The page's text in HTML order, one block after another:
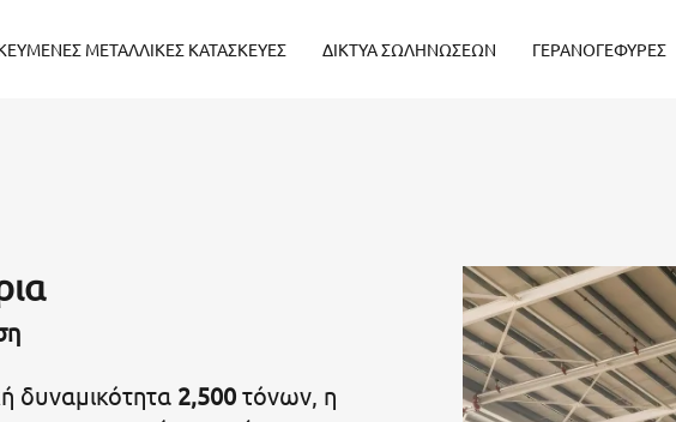
ΜΕΤΑΛΛΙΚΕΣ ΚΑΤΑΣΚΕΥΕΣ ΔΙΚΤΥΑ ΣΩΛΗΝΩΣΕΩΝ ΓΕΡΑΝΟΓΕΦΥΡΕΣ
δυναμικότητα 2,500 τόνων, η